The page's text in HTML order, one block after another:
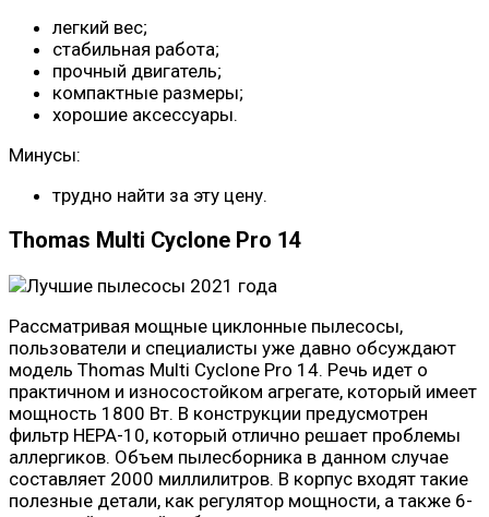
легкий вес;
стабильная работа;
прочный двигатель;
компактные размеры;
хорошие аксессуары.
Минусы:
трудно найти за эту цену.
Thomas Multi Cyclone Pro 14
Рассматривая мощные циклонные пылесосы,
пользователи и специалисты уже давно обсуждают
модель Thomas Multi Cyclone Pro 14. Речь идет о
практичном и износостойком агрегате, который имеет
мощность 1800 Вт. В конструкции предусмотрен
фильтр НЕРА-10, который отлично решает проблемы
аллергиков. Объем пылесборника в данном случае
составляет 2000 миллилитров. В корпус входят такие
полезные детали, как регулятор мощности, а также 6-